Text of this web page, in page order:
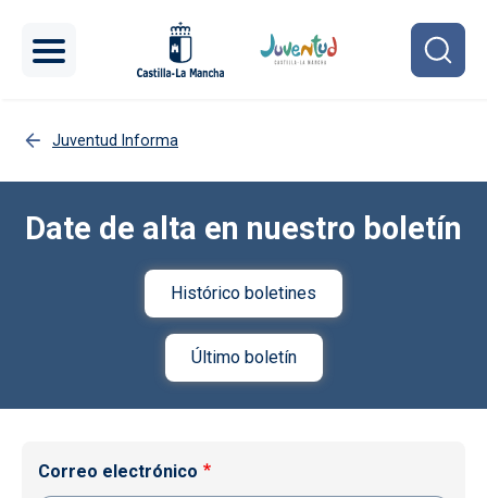
Juventud Informa
Date de alta en nuestro boletín
Histórico boletines
Último boletín
Correo electrónico